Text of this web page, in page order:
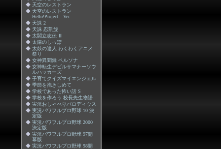
◆ 天空のレストラン
◆ 天空のレストラン
Hello!Project Ver.
◆ 天誅 2
◆ 天誅 忍凱旋
◆ 太閤立志伝 Ⅲ
◆ 太陽のしっぽ
◆ 太鼓の達人 わくわくアニメ
祭り
◆ 女神異聞録 ペルソナ
◆ 女神転生デビルサマナーソウ
ルハッカーズ
◆ 子育てクイズマイエンジェル
◆ 季節を抱きしめて
◆ 学校であった怖い話 S
◆ 学校を作ろう 校長先生物語
◆ 実況おしゃべりパロディウス
◆ 実況パワフルプロ野球 10 決
定版
◆ 実況パワフルプロ野球 2000
決定版
◆ 実況パワフルプロ野球 97開
幕版
◆ 実況パワフルプロ野球 98開